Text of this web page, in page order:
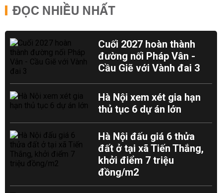
ĐỌC NHIỀU NHẤT
Cuối 2027 hoàn thành
đường nối Pháp Vân -
Cầu Giẽ với Vành đai 3
Hà Nội xem xét gia hạn
thủ tục 6 dự án lớn
Hà Nội đấu giá 6 thửa
đất ở tại xã Tiến Thắng,
khởi điểm 7 triệu
đồng/m2